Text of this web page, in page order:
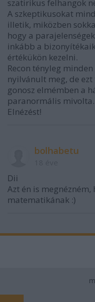
szatirikus felhangok
A szkeptikusokat
illetik, miközben
hogy a
inkább a
értékükön kezelni.
Recon tényleg
nyilvánult meg, de
gonosz elmémben a
paranormális mivolta.
Elnézést!
bolhabetu
Dii
Azt én is
matematikának :)